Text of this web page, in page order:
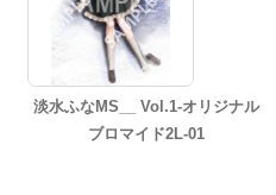
淡水ふなMS__ Vol.1-オリジナル
ブロマイド2L-01